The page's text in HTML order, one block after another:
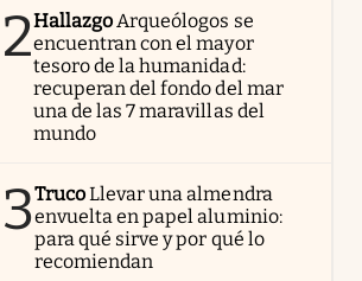
2HallazgoArqueólogos se
encuentran con el mayor
tesoro de la humanidad:
recuperan del fondo del mar
una de las 7 maravillas del
mundo
3TrucoLlevar una almendra
envuelta en papel aluminio:
para qué sirve y por qué lo
recomiendan